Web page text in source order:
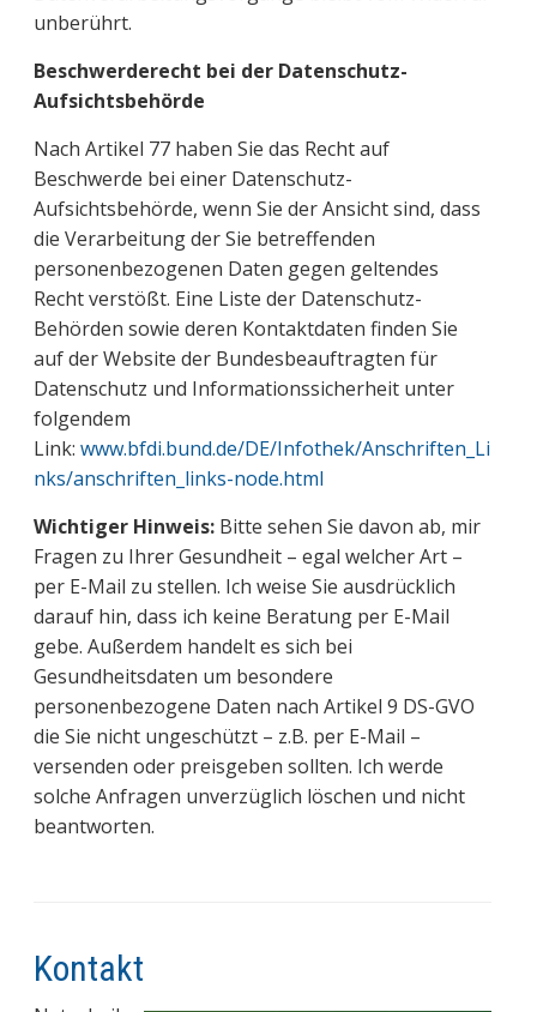
unberührt.
Beschwerderecht bei der Datenschutz-
Aufsichtsbehörde
Nach Artikel 77 haben Sie das Recht auf
Beschwerde bei einer Datenschutz-
Aufsichtsbehörde, wenn Sie der Ansicht sind, dass
die Verarbeitung der Sie betreffenden
personenbezogenen Daten gegen geltendes
Recht verstößt. Eine Liste der Datenschutz-
Behörden sowie deren Kontaktdaten finden Sie
auf der Website der Bundesbeauftragten für
Datenschutz und Informationssicherheit unter
folgendem
Link: www.bfdi.bund.de/DE/Infothek/Anschriften_Li
nks/anschriften_links-node.html
Wichtiger Hinweis:Bitte sehen Sie davon ab, mir
Fragen zu Ihrer Gesundheit – egal welcher Art –
per E-Mail zu stellen. Ich weise Sie ausdrücklich
darauf hin, dass ich keine Beratung per E-Mail
gebe. Außerdem handelt es sich bei
Gesundheitsdaten um besondere
personenbezogene Daten nach Artikel 9 DS-GVO
die Sie nicht ungeschützt – z.B. per E-Mail –
versenden oder preisgeben sollten. Ich werde
solche Anfragen unverzüglich löschen und nicht
beantworten.
Kontakt